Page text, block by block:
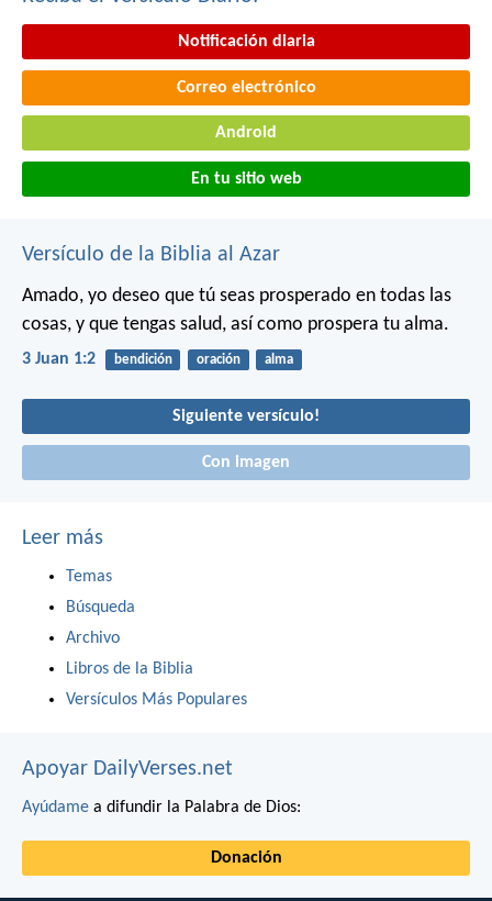
Notificación diaria
Correo electrónico
Android
En tu sitio web
Versículo de la Biblia al Azar
Amado, yo deseo que tú seas prosperado en todas las
cosas, y que tengas salud, así como prospera tu alma.
3 Juan 1:2 bendición oración alma
Siguiente versículo!
Con imagen
Leer más
Temas
Búsqueda
Archivo
Libros de la Biblia
Versículos Más Populares
Apoyar DailyVerses.net
Ayúdame a difundir la Palabra de Dios:
Donación